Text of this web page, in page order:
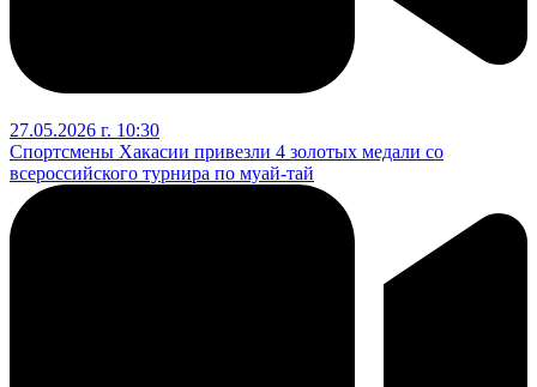
27.05.2026 г. 10:30
Спортсмены Хакасии привезли 4 золотых медали со
всероссийского турнира по муай-тай